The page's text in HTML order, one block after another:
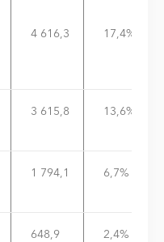
4 616,3 17,4%
3 615,8 13,6%
1 794,1 6,7%
648,9 2,4%